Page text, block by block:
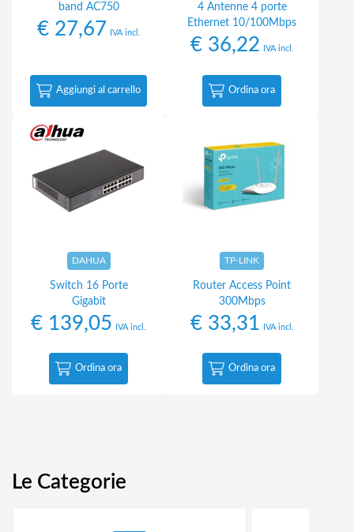
band AC750
€27,67 IVA incl.
Aggiungi al carrello
4 Antenne 4 porte
Ethernet 10/100Mbps
€36,22 IVA incl.
Ordina ora
DAHUA
Switch 16 Porte
Gigabit
€ 139,05 IVA incl.
Ordina ora
TP-LINK
Router Access Point
300Mbps
€33,31 IVA incl.
Ordina ora
Le Categorie